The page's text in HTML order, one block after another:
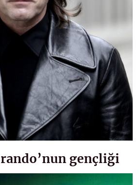
gençliği